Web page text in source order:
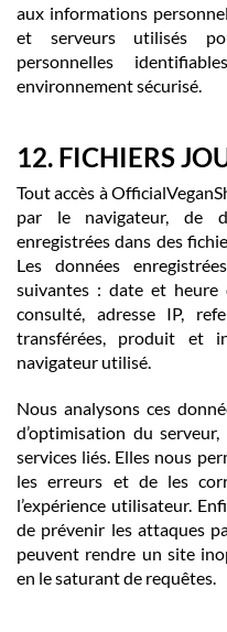
aux informations
et serveurs utilisés
personnelles
environnement sécurisé.
12. FICHIERS
Tout accès à
par le navigateur, de
enregistrées dans des
Les données
suivantes : date et
consulté, adresse IP,
transférées, produit et
navigateur utilisé.
Nous analysons ces
d’optimisation du
services liés. Elles nous
les erreurs et de les
l’expérience utilisateur.
de prévenir les attaques
peuvent rendre un site
en le saturant de requêtes.